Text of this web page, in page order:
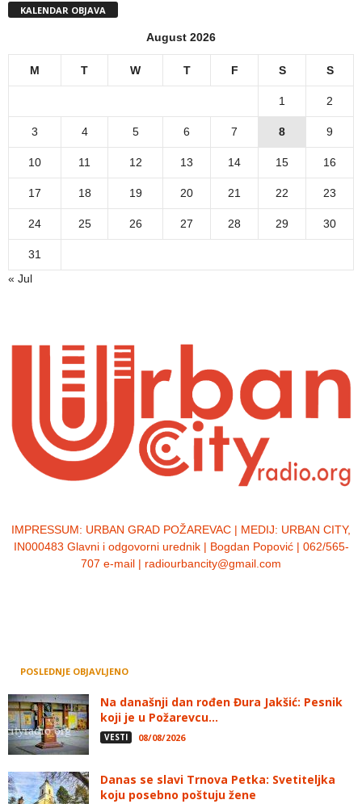
KALENDAR OBJAVA
August 2026
M T W T F S S
1 2
3 4 5 6 7 8 9
10 11 12 13 14 15 16
17 18 19 20 21 22 23
24 25 26 27 28 29 30
31
« Jul
IMPRESSUM: URBAN GRAD POŽAREVAC | MEDIJ: URBAN CITY,
IN000483 Glavni i odgovorni urednik | Bogdan Popović | 062/565-
707 e-mail | radiourbancity@gmail.com
POSLEDNJE OBJAVLJENO
Na današnji dan rođen Đura Jakšić: Pesnik
koji je u Požarevcu...
VESTI 08/08/2026
Danas se slavi Trnova Petka: Svetiteljka
koju posebno poštuju žene